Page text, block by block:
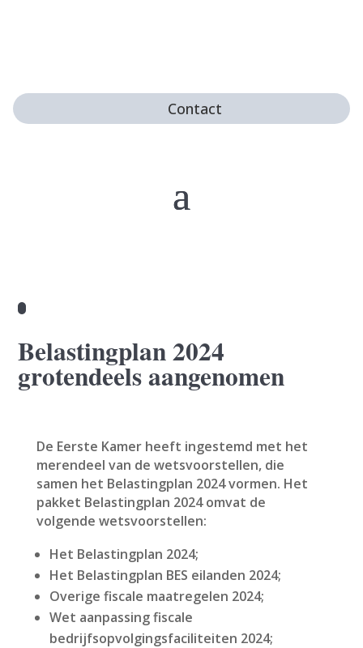
Contact
Belastingplan 2024
grotendeels aangenomen
De Eerste Kamer heeft ingestemd met het
merendeel van de wetsvoorstellen, die
samen het Belastingplan 2024 vormen. Het
pakket Belastingplan 2024 omvat de
volgende wetsvoorstellen:
Het Belastingplan 2024;
Het Belastingplan BES eilanden 2024;
Overige fiscale maatregelen 2024;
Wet aanpassing fiscale
bedrijfsopvolgingsfaciliteiten 2024;